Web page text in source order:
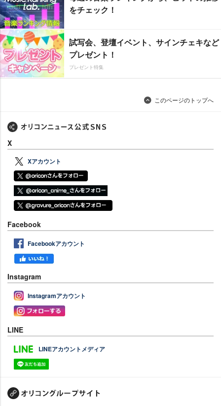
をチェック！
試写会、登壇イベント、サインチェキなど
プレゼント！
プレゼント特集
このページのトップへ
X
Xアカウント
Facebook
Facebookアカウント
Instagram
Instagramアカウント
LINE
LINEアカウントメディア